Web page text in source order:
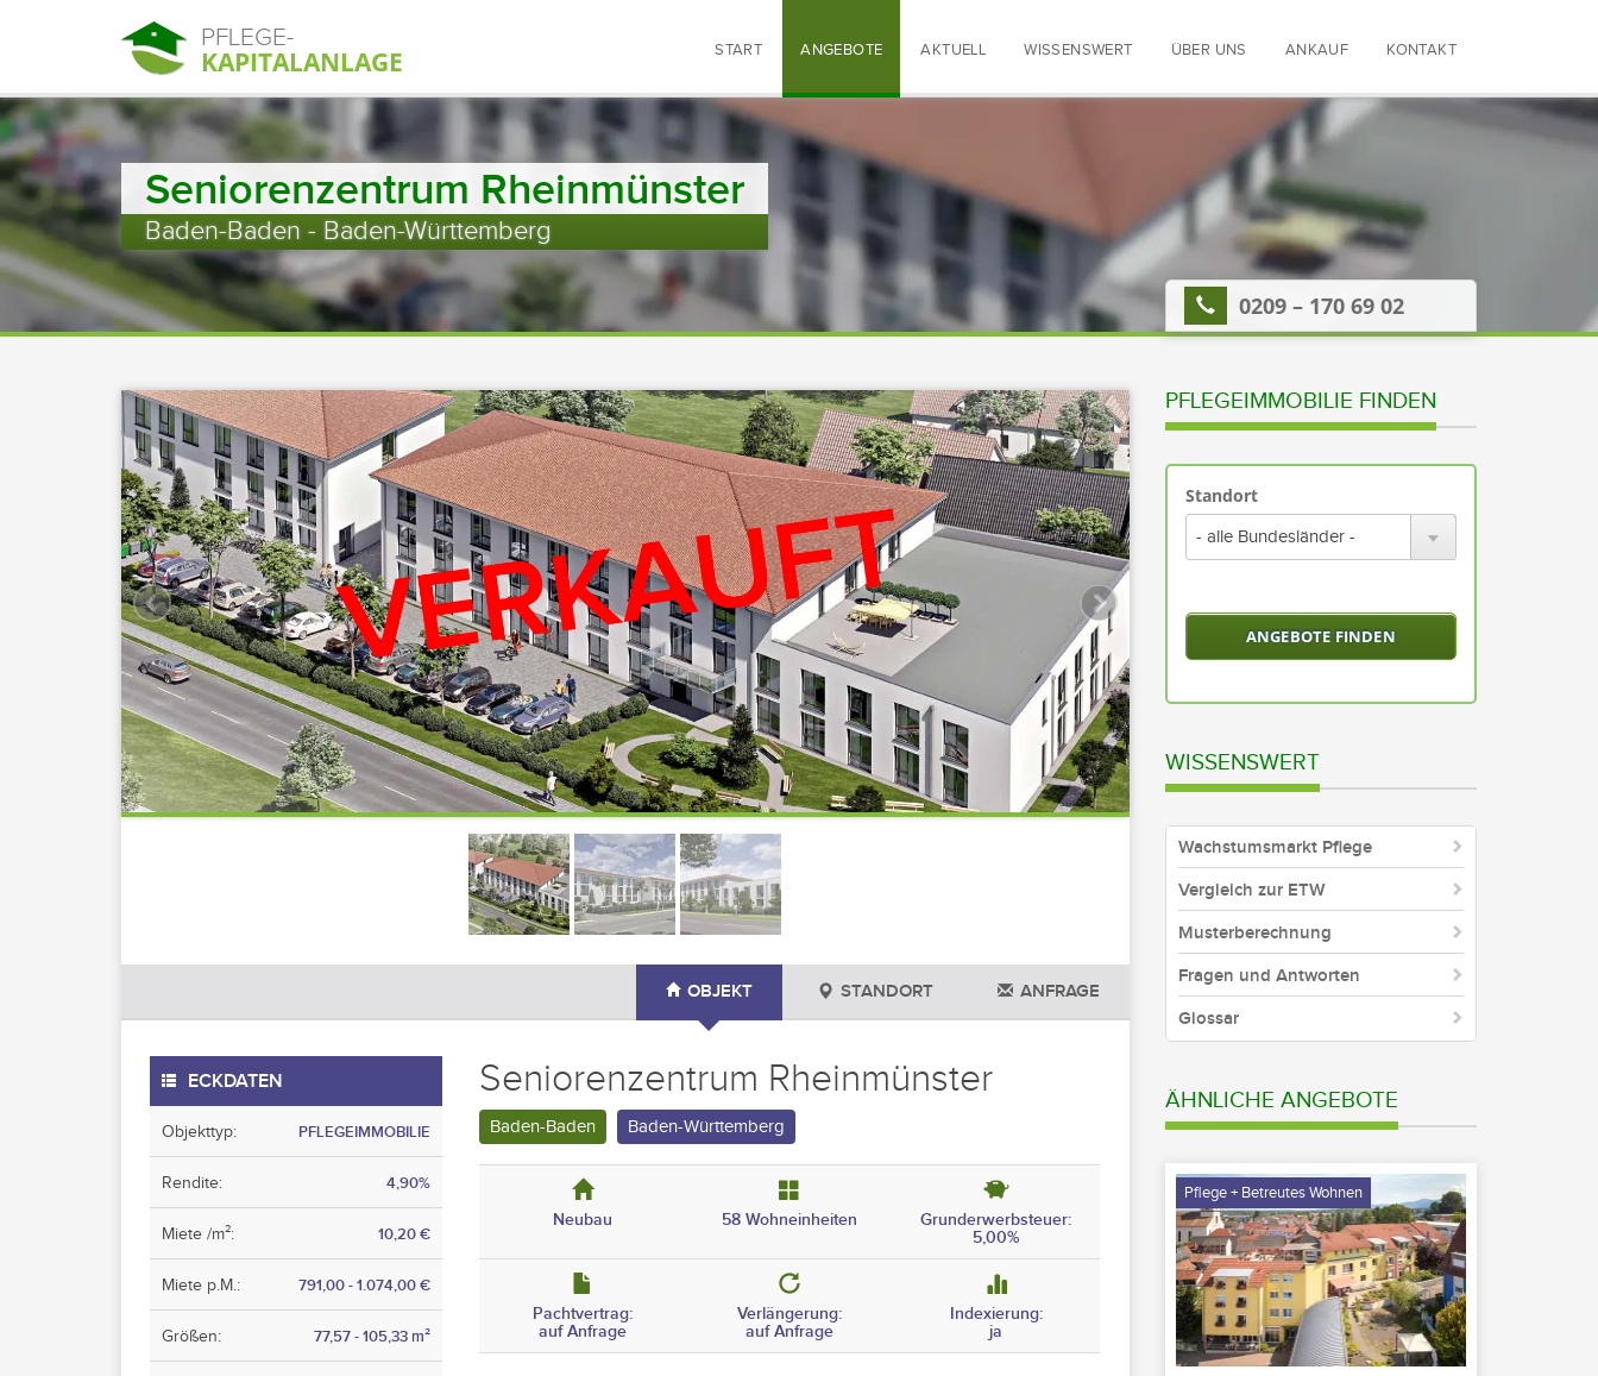
PFLEGE-
KAPITALANLAGE START ANGEBOTE AKTUELL WISSENSWERT ÜBER UNS ANKAUF KONTAKT
Seniorenzentrum Rheinmünster
Baden-Baden - Baden-Württemberg
0209 – 170 69 02
OBJEKT STANDORT ANFRAGE
Seniorenzentrum Rheinmünster
Baden-Baden Baden-Württemberg
ECKDATEN
Objekttyp: PFLEGEIMMOBILIE
Rendite: 4,90%
Miete /m²: 10,20 €
Miete p.M.: 791,00 - 1.074,00 €
Größen: 77,57 - 105,33 m²
Neubau 58 Wohneinheiten
Grunderwerbsteuer:
5,00%
Pachtvertrag:
auf Anfrage
Verlängerung:
auf Anfrage
Indexierung:
ja
PFLEGEIMMOBILIE FINDEN
Standort
Bundesländer
WISSENSWERT
Wachstumsmarkt Pflege
Vergleich zur ETW
Musterberechnung
Fragen und Antworten
Glossar
ÄHNLICHE ANGEBOTE
Pflege + Betreutes Wohnen